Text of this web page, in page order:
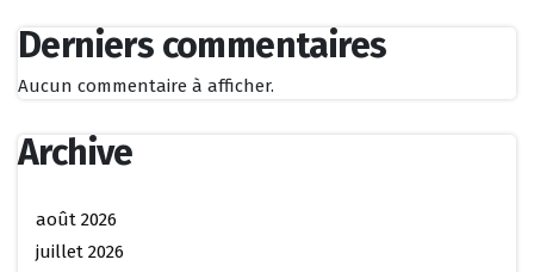
Derniers commentaires
Aucun commentaire à afficher.
Archive
août 2026
juillet 2026